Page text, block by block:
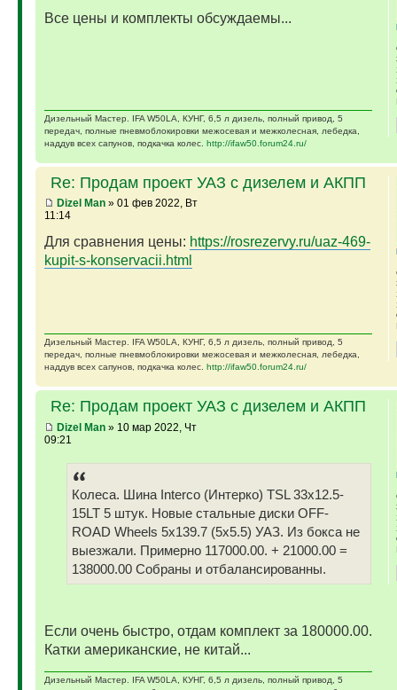
Все цены и комплекты обсуждаемы...
Дизельный Мастер. IFA W50LA, КУНГ, 6,5 л дизель, полный привод, 5
передач, полные пневмоблокировки межосевая и межколесная, лебедка,
наддув всех сапунов, подкачка колес. http://ifaw50.forum24.ru/
Re: Продам проект УАЗ с дизелем и АКПП
Dizel Man» 01 фев 2022, Вт
11:14
Для сравнения цены: https://rosrezervy.ru/uaz-469-
kupit-s-konservacii.html
Дизельный Мастер. IFA W50LA, КУНГ, 6,5 л дизель, полный привод, 5
передач, полные пневмоблокировки межосевая и межколесная, лебедка,
наддув всех сапунов, подкачка колес. http://ifaw50.forum24.ru/
Re: Продам проект УАЗ с дизелем и АКПП
Dizel Man» 10 мар 2022, Чт
09:21
Колеса. Шина Interco (Интерко) TSL 33x12.5-
15LT 5 штук. Новые стальные диски OFF-
ROAD Wheels 5x139.7 (5x5.5) УАЗ. Из бокса не
выезжали. Примерно 117000.00. + 21000.00 =
138000.00 Собраны и отбалансированны.
Если очень быстро, отдам комплект за 180000.00.
Катки американские, не китай...
Дизельный Мастер. IFA W50LA, КУНГ, 6,5 л дизель, полный привод, 5